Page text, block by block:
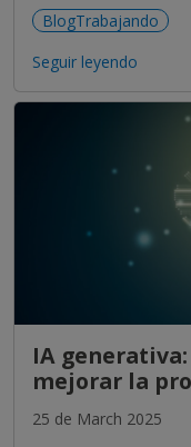
BlogTrabajando
Seguir leyendo
IA
mejorar la
25 de March 2025